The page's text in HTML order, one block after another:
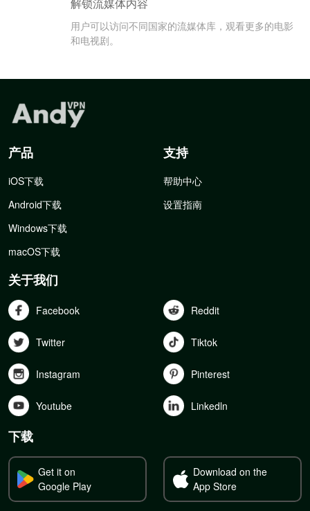
解锁流媒体内容
用户可以访问不同国家的流媒体库，观看更多的电影
和电视剧。
产品
iOS下载
Android下载
Windows下载
macOS下载
支持
帮助中心
设置指南
关于我们
Facebook Reddit
Twitter Tiktok
Instagram Pinterest
Youtube Linkedln
下载
Get it on
Google Play
Download on the
App Store